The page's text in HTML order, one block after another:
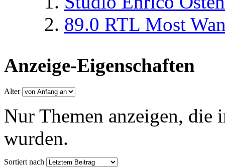
89.0 RTL Most
Anzeige-Eigenschaften
Alter
Nur Themen anzeigen, die
wurden.
Sortiert nach